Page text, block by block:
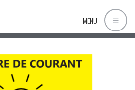
MENU